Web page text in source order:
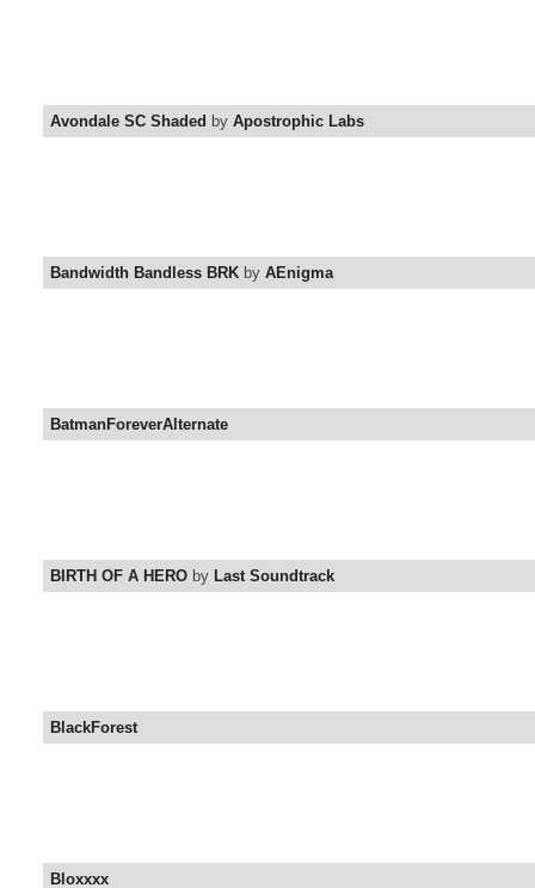
Avondale SC Shaded by Apostrophic Labs
Bandwidth Bandless BRK by AEnigma
BatmanForeverAlternate
BIRTH OF A HERO by Last Soundtrack
BlackForest
Bloxxxx